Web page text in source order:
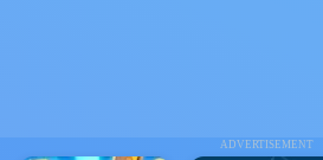
ADVERTISEMENT